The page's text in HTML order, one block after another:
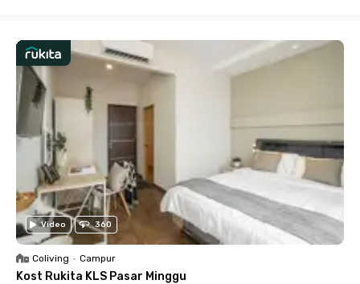
Video 360
Coliving • Campur
Kost Rukita KLS Pasar Minggu